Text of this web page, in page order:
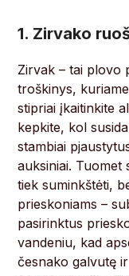
1. Zirvako
Zirvak – tai plovo
troškinys,
stipriai įkaitinkite
kepkite, kol
stambiai
auksiniai.
tiek suminkštėti,
prieskoniams –
pasirinktus
vandeniu, kad
česnako galvutę